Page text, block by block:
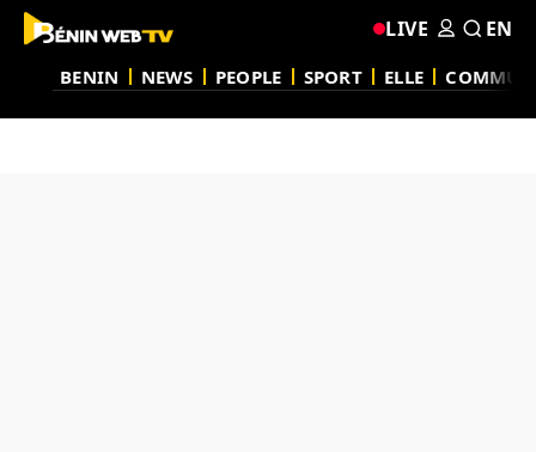
BENIN NEWS PEOPLE SPORT ELLE
LIVE EN